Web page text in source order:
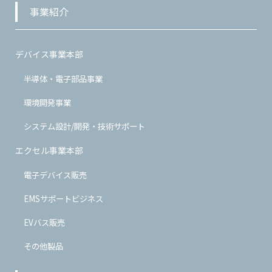
事業紹介
デバイス事業本部
半導体・電子部品事業
環境開発事業
システム設計/開発・技術サポート
エクセル事業本部
電子デバイス販売
EMSサポートビジネス
EVバス販売
その他製品